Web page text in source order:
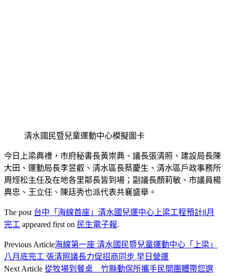
清水國民暨兒童運動中心模擬圖卡
今日上梁典禮，市府秘書長黃崇典、議長張清照、建設局長陳
大田、運動局長李昱叡、清水區長蔡慶生、清水區戶政事務所
周烴松主任及在地各里鄰長皆到場；副議長顏莉敏、市議員楊
典忠、王立任、陳廷秀也派代表共襄盛舉。
The post 台中「海線首座」清水國兒運中心上梁工程預計8月
完工 appeared first on 民生電子報.
Previous Article海線第一座 清水國民暨兒童運動中心「上梁」
八月底完工 張清照議長力促招商同步 早日營運
Next Article 從牧場到餐桌 竹縣動保所攜手民間團體帶您選